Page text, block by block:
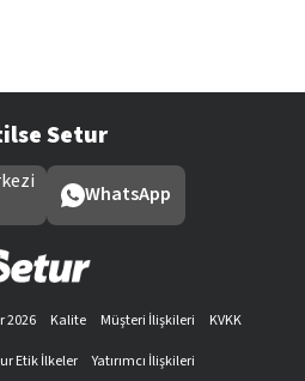
Setur
WhatsApp
2026 Kalite Müşteri İlişkileri
KVKK
Etik İlkeler
Yatırımcı İlişkileri